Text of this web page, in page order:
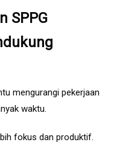
SPPG
mengurangi pekerjaan
waktu.
fokus dan produktif.